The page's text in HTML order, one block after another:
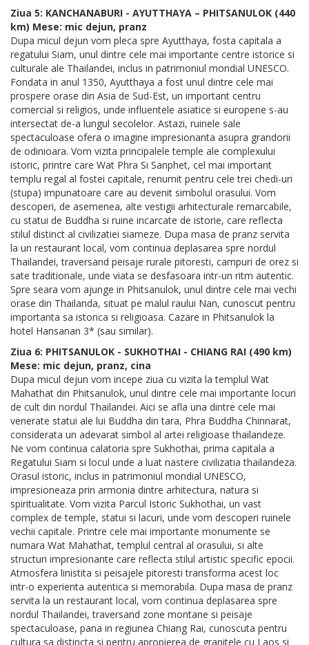
Ziua 5: KANCHANABURI - AYUTTHAYA – PHITSANULOK (440
km) Mese: mic dejun, pranz
Dupa micul dejun vom pleca spre Ayutthaya, fosta capitala a
regatului Siam, unul dintre cele mai importante centre istorice si
culturale ale Thailandei, inclus in patrimoniul mondial UNESCO.
Fondata in anul 1350, Ayutthaya a fost unul dintre cele mai
prospere orase din Asia de Sud-Est, un important centru
comercial si religios, unde influentele asiatice si europene s-au
intersectat de-a lungul secolelor. Astazi, ruinele sale
spectaculoase ofera o imagine impresionanta asupra grandorii
de odinioara. Vom vizita principalele temple ale complexului
istoric, printre care Wat Phra Si Sanphet, cel mai important
templu regal al fostei capitale, renumit pentru cele trei chedi-uri
(stupa) impunatoare care au devenit simbolul orasului. Vom
descoperi, de asemenea, alte vestigii arhitecturale remarcabile,
cu statui de Buddha si ruine incarcate de istorie, care reflecta
stilul distinct al civilizatiei siameze. Dupa masa de pranz servita
la un restaurant local, vom continua deplasarea spre nordul
Thailandei, traversand peisaje rurale pitoresti, campuri de orez si
sate traditionale, unde viata se desfasoara intr-un ritm autentic.
Spre seara vom ajunge in Phitsanulok, unul dintre cele mai vechi
orase din Thailanda, situat pe malul raului Nan, cunoscut pentru
importanta sa istorica si religioasa. Cazare in Phitsanulok la
hotel Hansanan 3* (sau similar).
Ziua 6: PHITSANULOK - SUKHOTHAI - CHIANG RAI (490 km)
Mese: mic dejun, pranz, cina
Dupa micul dejun vom incepe ziua cu vizita la templul Wat
Mahathat din Phitsanulok, unul dintre cele mai importante locuri
de cult din nordul Thailandei. Aici se afla una dintre cele mai
venerate statui ale lui Buddha din tara, Phra Buddha Chinnarat,
considerata un adevarat simbol al artei religioase thailandeze.
Ne vom continua calatoria spre Sukhothai, prima capitala a
Regatului Siam si locul unde a luat nastere civilizatia thailandeza.
Orasul istoric, inclus in patrimoniul mondial UNESCO,
impresioneaza prin armonia dintre arhitectura, natura si
spiritualitate. Vom vizita Parcul Istoric Sukhothai, un vast
complex de temple, statui si lacuri, unde vom descoperi ruinele
vechii capitale. Printre cele mai importante monumente se
numara Wat Mahathat, templul central al orasului, si alte
structuri impresionante care reflecta stilul artistic specific epocii.
Atmosfera linistita si peisajele pitoresti transforma acest loc
intr-o experienta autentica si memorabila. Dupa masa de pranz
servita la un restaurant local, vom continua deplasarea spre
nordul Thailandei, traversand zone montane si peisaje
spectaculoase, pana in regiunea Chiang Rai, cunoscuta pentru
cultura sa distincta si pentru apropierea de granitele cu Laos si